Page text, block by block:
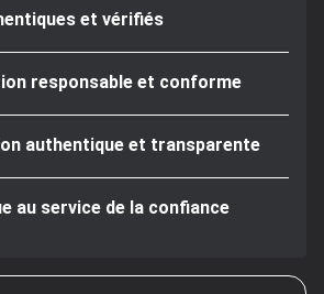
et vérifiés
responsable et conforme
authentique et transparente
au service de la confiance